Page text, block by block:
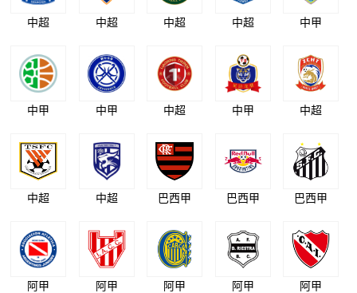
中超 中超 中超 中超 中甲
中甲 中甲 中超 中甲 中超
中超 中超 巴西甲 巴西甲 巴西甲
阿甲 阿甲 阿甲 阿甲 阿甲